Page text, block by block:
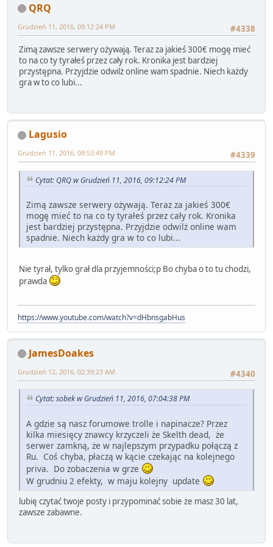
QRQ
#4338
Grudzień 11, 2016, 09:12:24 PM
Zimą zawsze serwery ożywają. Teraz za jakieś 300€ mogę mieć
to na co ty tyrałeś przez cały rok. Kronika jest bardziej
przystępna. Przyjdzie odwilż online wam spadnie. Niech każdy
gra w to co lubi...
Lagusio
#4339
Grudzień 11, 2016, 09:53:49 PM
Cytat: QRQ w Grudzień 11, 2016, 09:12:24 PM
Zimą zawsze serwery ożywają. Teraz za jakieś 300€
mogę mieć to na co ty tyrałeś przez cały rok. Kronika
jest bardziej przystępna. Przyjdzie odwilż online wam
spadnie. Niech każdy gra w to co lubi...
Nie tyrał, tylko grał dla przyjemności;p Bo chyba o to tu chodzi,
prawda
https://www.youtube.com/watch?v=dHbnsgabHus
JamesDoakes
#4340
Grudzień 12, 2016, 02:39:23 AM
Cytat: sobek w Grudzień 11, 2016, 07:04:38 PM
A gdzie są nasz forumowe trolle i napinacze? Przez
kilka miesięcy znawcy krzyczeli że Skelth dead, że
serwer zamkną, że w najlepszym przypadku połączą z
Ru. Coś chyba, płaczą w kącie czekając na kolejnego
priva. Do zobaczenia w grze
W grudniu 2 efekty, w maju kolejny update
lubię czytać twoje posty i przypominać sobie że masz 30 lat,
zawsze zabawne.